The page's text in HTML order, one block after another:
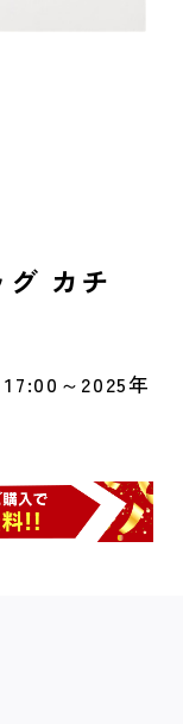
グ カチ
～2025年